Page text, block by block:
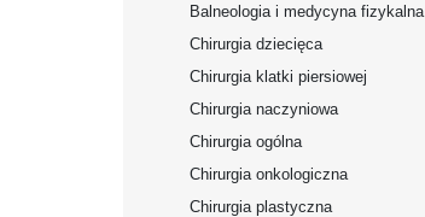
Balneologia i medycyna fizykalna
Chirurgia dziecięca
Chirurgia klatki piersiowej
Chirurgia naczyniowa
Chirurgia ogólna
Chirurgia onkologiczna
Chirurgia plastyczna